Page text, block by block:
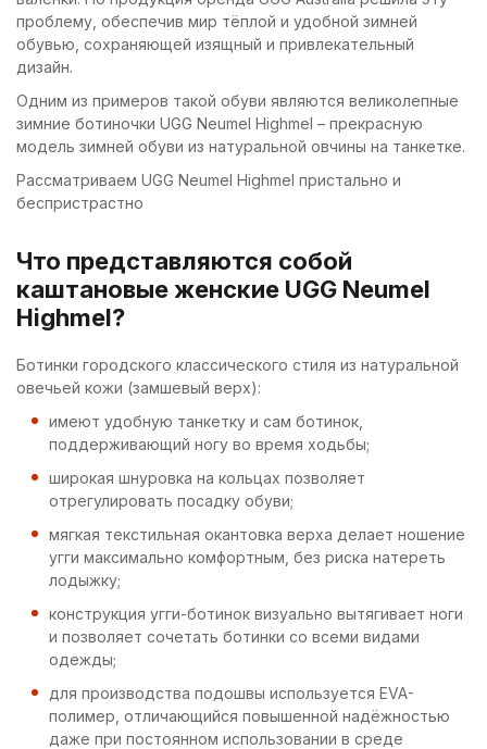
проблему, обеспечив мир тёплой и удобной зимней
обувью, сохраняющей изящный и привлекательный
дизайн.
Одним из примеров такой обуви являются великолепные
зимние ботиночки UGG Neumel Highmel – прекрасную
модель зимней обуви из натуральной овчины на танкетке.
Рассматриваем UGG Neumel Highmel пристально и
беспристрастно
Что представляются собой
каштановые женские UGG Neumel
Highmel?
Ботинки городского классического стиля из натуральной
овечьей кожи (замшевый верх):
имеют удобную танкетку и сам ботинок,
поддерживающий ногу во время ходьбы;
широкая шнуровка на кольцах позволяет
отрегулировать посадку обуви;
мягкая текстильная окантовка верха делает ношение
угги максимально комфортным, без риска натереть
лодыжку;
конструкция угги-ботинок визуально вытягивает ноги
и позволяет сочетать ботинки со всеми видами
одежды;
для производства подошвы используется EVA-
полимер, отличающийся повышенной надёжностью
даже при постоянном использовании в среде